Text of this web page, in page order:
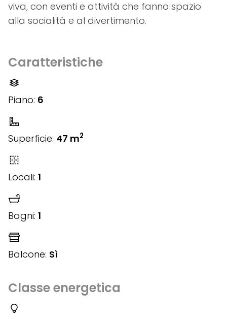
viva, con eventi e attività che fanno spazio
alla socialità e al divertimento.
Caratteristiche
Piano: 6
Superficie: 47 m2
Locali: 1
Bagni: 1
Balcone: Sì
Classe energetica